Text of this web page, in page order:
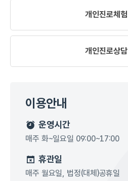
개인진로체험
개인진로상담
이용안내
운영시간
매주 화~일요일 09:00~17:00
휴관일
매주 월요일, 법정(대체)공휴일